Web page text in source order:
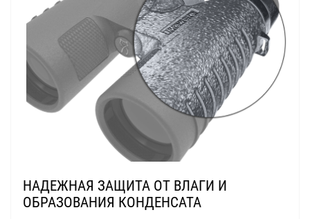
НАДЕЖНАЯ ЗАЩИТА ОТ ВЛАГИ И
ОБРАЗОВАНИЯ КОНДЕНСАТА